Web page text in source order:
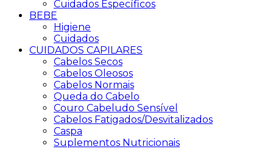
Cuidados Específicos
BEBE
Higiene
Cuidados
CUIDADOS CAPILARES
Cabelos Secos
Cabelos Oleosos
Cabelos Normais
Queda do Cabelo
Couro Cabeludo Sensível
Cabelos Fatigados/Desvitalizados
Caspa
Suplementos Nutricionais